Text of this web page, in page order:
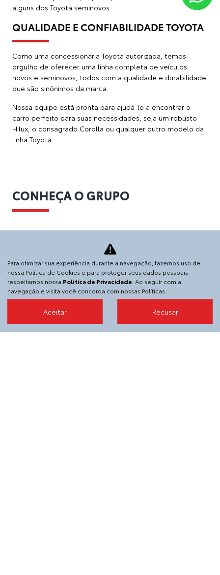
Agende sua revisão
A SGA Toyota
Sobre
Trabalhe conosco
Política de privacidade
Código de Privacidade
Estrada Francisco da Cruz Nunes, 2800 - Piratininga, -
24350-310
Desenvolvido pela DEALERSPACE ® Direitos Reservados.
Para otimizar sua experiência durante a navegação, fazemos uso de
nossa Política de Cookies e para proteger seus dados pessoais
respeitamos nossa Política de Privacidade . Ao seguir com a
navegação e visita você concorda com nossas Políticas.
Aceitar Recusar
[1](https://fonts.googleapis.com/css2?
family=Poppins%3Awght%40400)